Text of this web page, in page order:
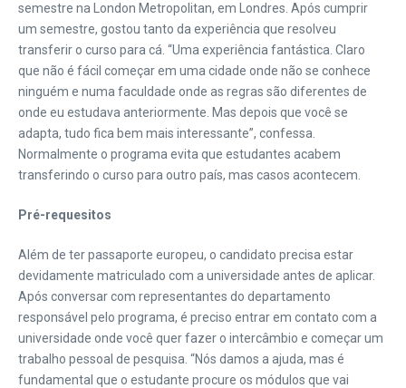
semestre na London Metropolitan, em Londres. Após cumprir
um semestre, gostou tanto da experiência que resolveu
transferir o curso para cá. “Uma experiência fantástica. Claro
que não é fácil começar em uma cidade onde não se conhece
ninguém e numa faculdade onde as regras são diferentes de
onde eu estudava anteriormente. Mas depois que você se
adapta, tudo fica bem mais interessante”, confessa.
Normalmente o programa evita que estudantes acabem
transferindo o curso para outro país, mas casos acontecem.
Pré-requesitos
Além de ter passaporte europeu, o candidato precisa estar
devidamente matriculado com a universidade antes de aplicar.
Após conversar com representantes do departamento
responsável pelo programa, é preciso entrar em contato com a
universidade onde você quer fazer o intercâmbio e começar um
trabalho pessoal de pesquisa. “Nós damos a ajuda, mas é
fundamental que o estudante procure os módulos que vai